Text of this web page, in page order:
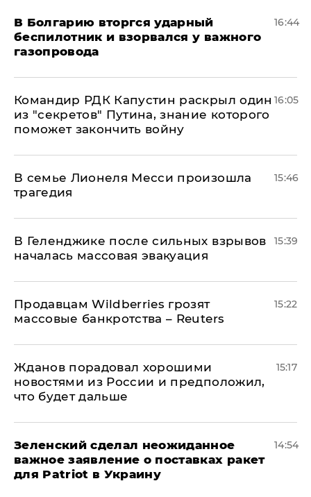
В Болгарию вторгся ударный
беспилотник и взорвался у важного
газопровода
16:44
Командир РДК Капустин раскрыл один
из "секретов" Путина, знание которого
поможет закончить войну
16:05
В семье Лионеля Месси произошла
трагедия
15:46
В Геленджике после сильных взрывов
началась массовая эвакуация
15:39
Продавцам Wildberries грозят
массовые банкротства – Reuters
15:22
Жданов порадовал хорошими
новостями из России и предположил,
что будет дальше
15:17
Зеленский сделал неожиданное
важное заявление о поставках ракет
для Patriot в Украину
14:54